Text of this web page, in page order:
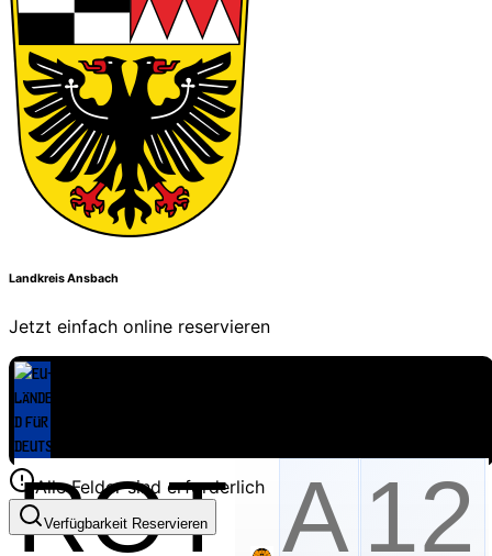
Landkreis Ansbach
Jetzt einfach online reservieren
Alle Felder sind erforderlich
Verfügbarkeit Reservieren